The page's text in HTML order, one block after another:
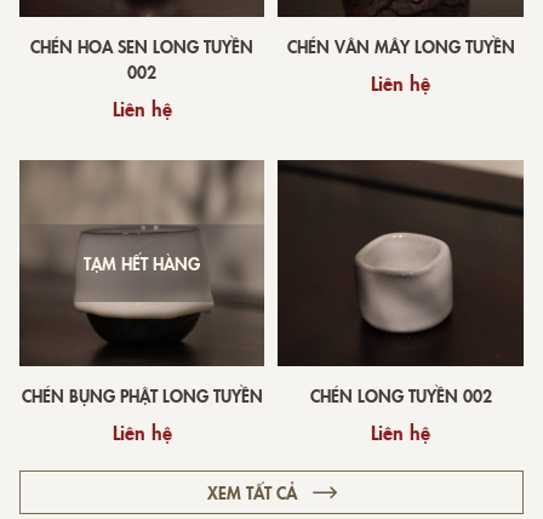
CHÉN HOA SEN LONG TUYỀN
002
Liên hệ
CHÉN VÂN MÂY LONG TUYỀN
Liên hệ
TẠM HẾT HÀNG
CHÉN BỤNG PHẬT LONG TUYỀN
Liên hệ
CHÉN LONG TUYỀN 002
Liên hệ
XEM TẤT CẢ